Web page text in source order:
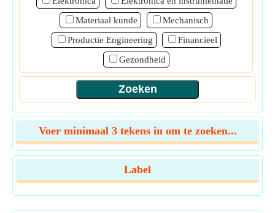
Materiaal kunde
Mechanisch
Productie Engineering
Financieel
Gezondheid
Voer minimaal 3 tekens in om te zoeken...
Label